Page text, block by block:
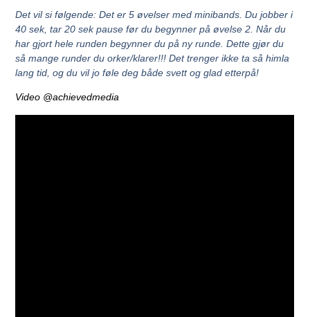
Det vil si følgende: Det er 5 øvelser med minibands. Du jobber i
40 sek, tar 20 sek pause før du begynner på øvelse 2. Når du
har gjort hele runden begynner du på ny runde. Dette gjør du
så mange runder du orker/klarer!!! Det trenger ikke ta så himla
lang tid, og du vil jo føle deg både svett og glad etterpå!
Video @achievedmedia